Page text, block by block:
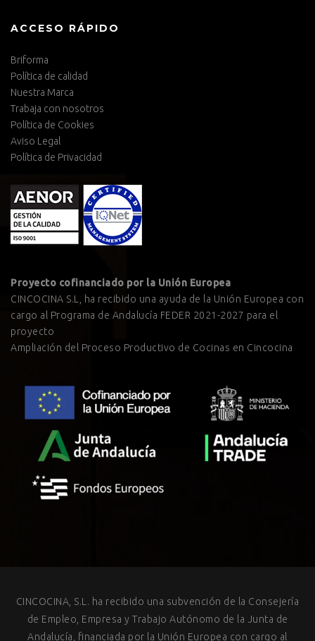
ACCESO RÁPIDO
Briforma
Política de calidad
Nuestra Marca
Trabaja con nosotros
Política de Cookies
Aviso Legal
Política de Privacidad
Proyecto cofinanciado por la Unión Europea
CINCOCINA S.L, ha recibido una ayuda de la Unión Europea con
cargo al Programa de Andalucía FEDER 2021-2027 para el
proyecto
Ampliación del Proceso Productivo de Cocinas en Cincocina
CINCOCINA, S.L. ha recibido una subvención de la Consejería
de Empleo, Empresa y Trabajo Autónomo de la Junta de
Andalucía, financiada por la Unión Europea con cargo al